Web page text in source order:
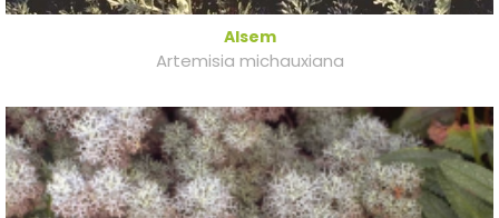
Alsem
Artemisia michauxiana